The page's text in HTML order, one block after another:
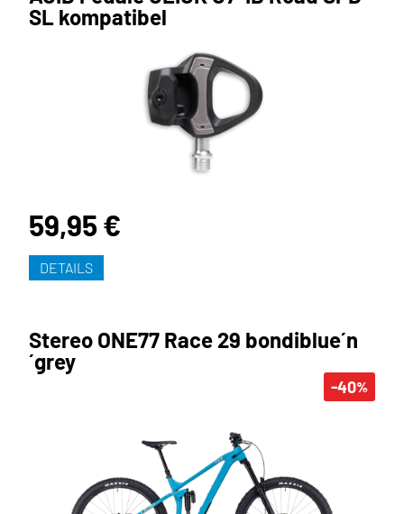
SL kompatibel
59,95 €
DETAILS
-40%
Stereo ONE77 Race 29 bondiblue´n
´grey